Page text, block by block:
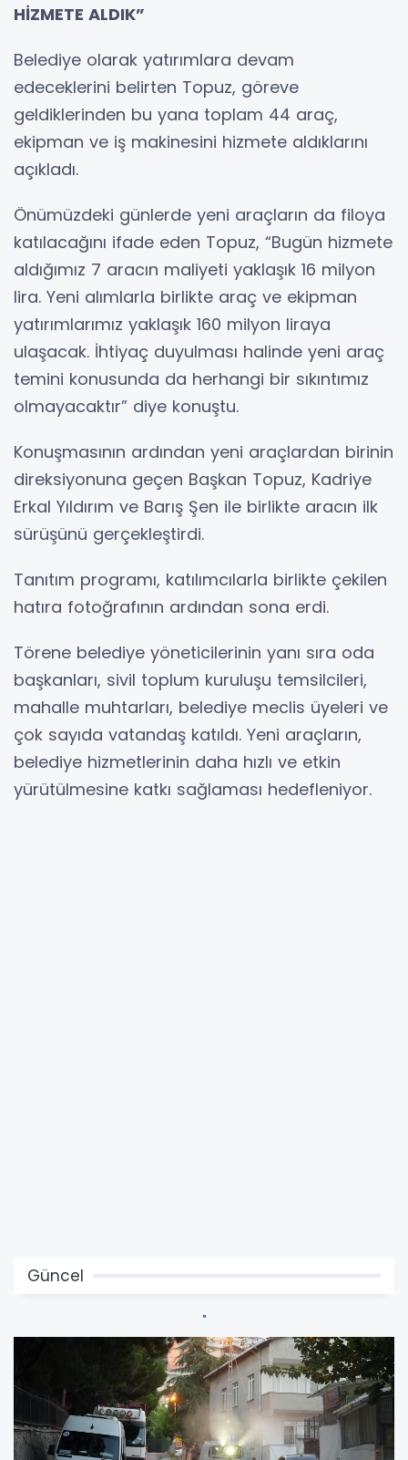
HİZMETE ALDIK”
Belediye olarak yatırımlara devam
edeceklerini belirten Topuz, göreve
geldiklerinden bu yana toplam 44 araç,
ekipman ve iş makinesini hizmete aldıklarını
açıkladı.
Önümüzdeki günlerde yeni araçların da filoya
katılacağını ifade eden Topuz, “Bugün hizmete
aldığımız 7 aracın maliyeti yaklaşık 16 milyon
lira. Yeni alımlarla birlikte araç ve ekipman
yatırımlarımız yaklaşık 160 milyon liraya
ulaşacak. İhtiyaç duyulması halinde yeni araç
temini konusunda da herhangi bir sıkıntımız
olmayacaktır” diye konuştu.
Konuşmasının ardından yeni araçlardan birinin
direksiyonuna geçen Başkan Topuz, Kadriye
Erkal Yıldırım ve Barış Şen ile birlikte aracın ilk
sürüşünü gerçekleştirdi.
Tanıtım programı, katılımcılarla birlikte çekilen
hatıra fotoğrafının ardından sona erdi.
Törene belediye yöneticilerinin yanı sıra oda
başkanları, sivil toplum kuruluşu temsilcileri,
mahalle muhtarları, belediye meclis üyeleri ve
çok sayıda vatandaş katıldı. Yeni araçların,
belediye hizmetlerinin daha hızlı ve etkin
yürütülmesine katkı sağlaması hedefleniyor.
Güncel